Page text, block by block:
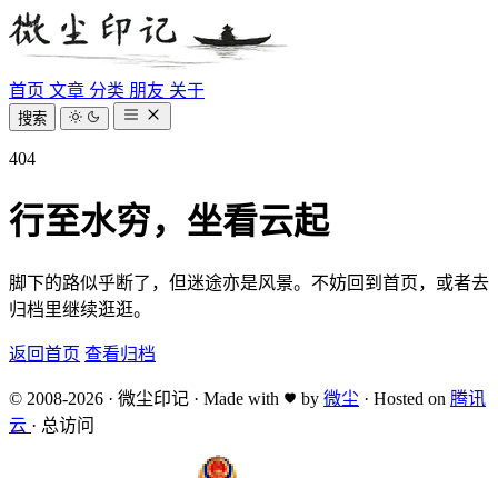
首页 文章 分类 朋友 关于
搜索
404
行至水穷，坐看云起
脚下的路似乎断了，但迷途亦是风景。不妨回到首页，或者去
归档里继续逛逛。
返回首页 查看归档
© 2008-2026 · 微尘印记 · Made with by 微尘 · Hosted on 腾讯
云 · 总访问